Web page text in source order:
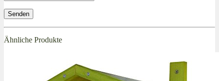
Ähnliche Produkte